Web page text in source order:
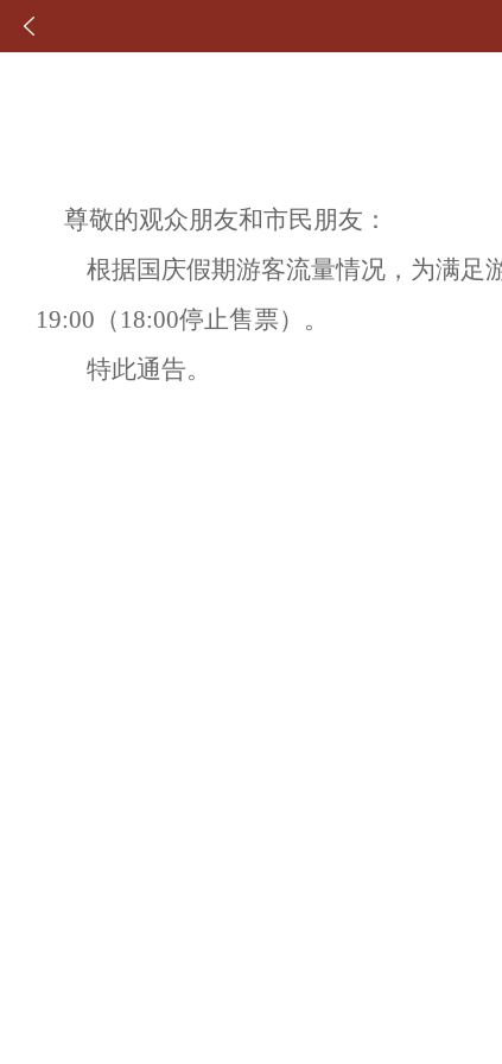
尊敬的观众朋友和市民朋友：
根据国庆假期游客流量情况， 为满足
19:00 （ 18:00停止售票）。
特此通告。